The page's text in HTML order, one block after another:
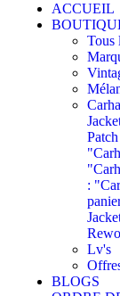
ACCUEIL
Tous
:
Lv's
BLOGS